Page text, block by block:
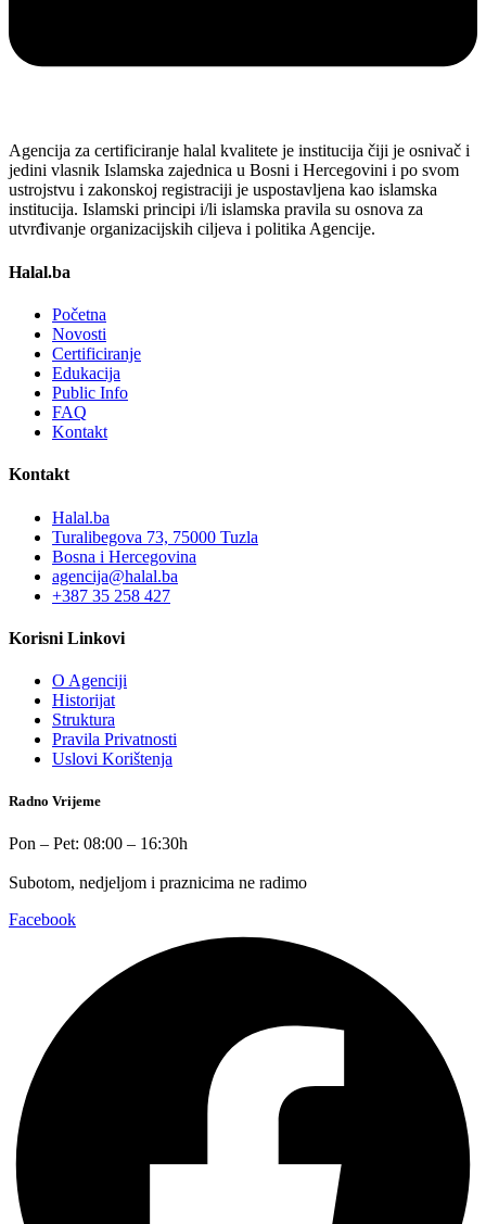
Agencija za certificiranje halal kvalitete je institucija čiji je osnivač i
jedini vlasnik Islamska zajednica u Bosni i Hercegovini i po svom
ustrojstvu i zakonskoj registraciji je uspostavljena kao islamska
institucija. Islamski principi i/li islamska pravila su osnova za
utvrđivanje organizacijskih ciljeva i politika Agencije.
Halal.ba
Početna
Novosti
Certificiranje
Edukacija
Public Info
FAQ
Kontakt
Kontakt
Halal.ba
Turalibegova 73, 75000 Tuzla
Bosna i Hercegovina
agencija@halal.ba
+387 35 258 427
Korisni Linkovi
O Agenciji
Historijat
Struktura
Pravila Privatnosti
Uslovi Korištenja
Radno Vrijeme
Pon – Pet: 08:00 – 16:30h
Subotom, nedjeljom i praznicima ne radimo
Facebook